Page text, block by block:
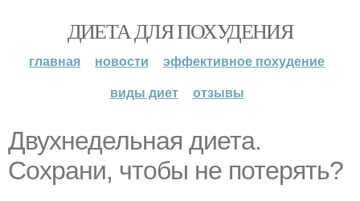
ДИЕТА ДЛЯ ПОХУДЕНИЯ
главная новости
эффективное похудение
виды диет
отзывы
Двухнедельная диета.
Сохрани, чтобы не потерять?